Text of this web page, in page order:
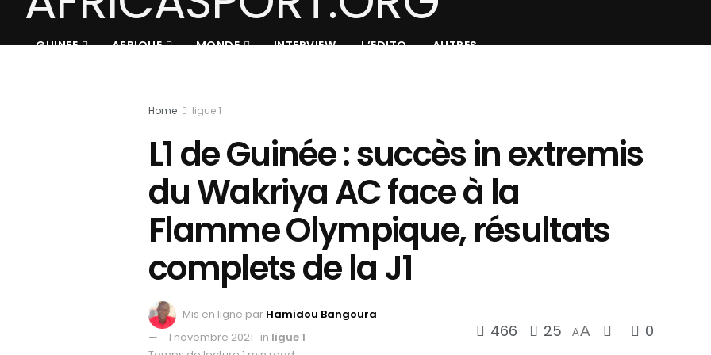
GUINEE AFRIQUE MONDE INTERVIEW L’EDITO AUTRES
Home ligue 1
L1 de Guinée : succès in extremis
du Wakriya AC face à la
Flamme Olympique, résultats
complets de la J1
Mis en ligne par Hamidou Bangoura
1 novembre 2021 in ligue 1
466 25 AA 0